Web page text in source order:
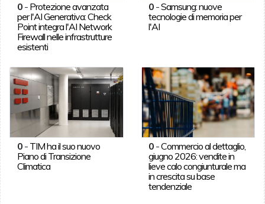
0- Protezione avanzata
per l'AI Generativa: Check
Point integra l'AI Network
Firewall nelle infrastrutture
esistenti
0 -Samsung: nuove
tecnologie di memoria per
l'AI
0- TIM ha il suo nuovo
Piano di Transizione
Climatica
0 -Commercio al dettaglio,
giugno 2026: vendite in
lieve calo congiunturale ma
in crescita su base
tendenziale